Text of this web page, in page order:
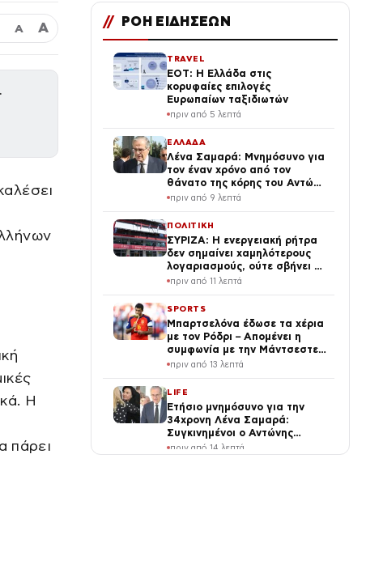
Α Α
Η
πάρει
// ΡΟΗ ΕΙΔΗΣΕΩΝ
TRAVEL
ΕΟΤ: Η Ελλάδα στις
κορυφαίες επιλογές
Ευρωπαίων ταξιδιωτών
πριν από 5 λεπτά
ΕΛΛΑΔΑ
Λένα Σαμαρά: Μνημόσυνο για
τον έναν χρόνο από τον
θάνατο της κόρης του Αντώνη
Σαμαρά
πριν από 9 λεπτά
ΠΟΛΙΤΙΚΗ
ΣΥΡΙΖΑ: Η ενεργειακή ρήτρα
δεν σημαίνει χαμηλότερους
λογαριασμούς, ούτε σβήνει 7
χρόνια ενεργειακής ακρίβειας
πριν από 11 λεπτά
SPORTS
Μπαρτσελόνα έδωσε τα χέρια
με τον Ρόδρι – Απομένει η
συμφωνία με την Μάντσεστερ
Σίτι
πριν από 13 λεπτά
LIFE
Ετήσιο μνημόσυνο για την
34χρονη Λένα Σαμαρά:
Συγκινημένοι ο Αντώνης
Σαμαράς και η σύζυγός του
πριν από 14 λεπτά